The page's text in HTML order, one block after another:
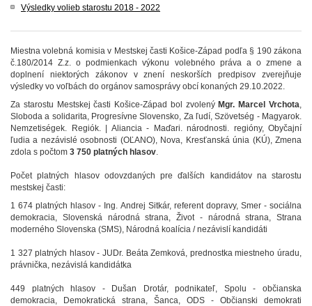
Výsledky volieb starostu 2018 - 2022
Miestna volebná komisia v Mestskej časti Košice-Západ podľa § 190 zákona
č.180/2014 Z.z. o podmienkach výkonu volebného práva a o zmene a
doplnení niektorých zákonov v znení neskorších predpisov zverejňuje
výsledky vo voľbách do orgánov samosprávy obcí konaných 29.10.2022.
Za starostu Mestskej časti Košice-Západ bol zvolenýMgr. Marcel Vrchota
Sloboda a solidarita, Progresívne Slovensko, Za ľudí, Szövetség - Magyarok.
Nemzetiségek. Regiók. | Aliancia - Maďari. národnosti. regióny, Obyčajní
ľudia a nezávislé osobnosti (OĽANO), Nova, Kresťanská únia (KÚ), Zmena
zdola s počtom 3 750 platných hlasov
Počet platných hlasov odovzdaných pre ďalších kandidátov na starostu
mestskej časti:
1 674 platných hlasov - Ing. Andrej Sitkár, referent dopravy, Smer - sociálna
demokracia, Slovenská národná strana, Život - národná strana, Strana
moderného Slovenska (SMS), Národná koalícia / nezávislí kandidáti
1 327 platných hlasov - JUDr. Beáta Zemková, prednostka miestneho úradu,
právnička, nezávislá kandidátka
449 platných hlasov - Dušan Drotár, podnikateľ, Spolu - občianska
demokracia, Demokratická strana, Šanca, ODS - Občianski demokrati